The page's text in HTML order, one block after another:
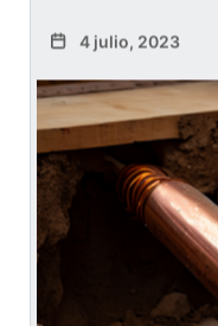
4 julio, 2023